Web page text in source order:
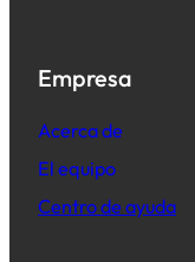
Empresa
Acerca de
El equipo
Centro de ayuda